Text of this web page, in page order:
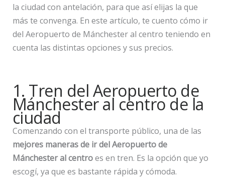
la ciudad con antelación, para que así elijas la que
más te convenga. En este artículo, te cuento cómo ir
del Aeropuerto de Mánchester al centro teniendo en
cuenta las distintas opciones y sus precios.
1. Tren del Aeropuerto de
Mánchester al centro de la
ciudad
Comenzando con el transporte público, una de las
mejores maneras de ir del Aeropuerto de
Mánchester al centroes en tren. Es la opción que yo
escogí, ya que es bastante rápida y cómoda.